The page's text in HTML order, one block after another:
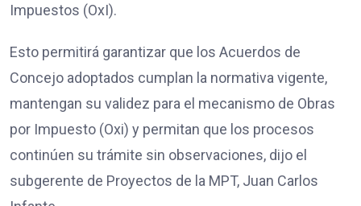
Impuestos (OxI).
Esto permitirá garantizar que los Acuerdos de
Concejo adoptados cumplan la normativa vigente,
mantengan su validez para el mecanismo de Obras
por Impuesto (Oxi) y permitan que los procesos
continúen su trámite sin observaciones, dijo el
subgerente de Proyectos de la MPT, Juan Carlos